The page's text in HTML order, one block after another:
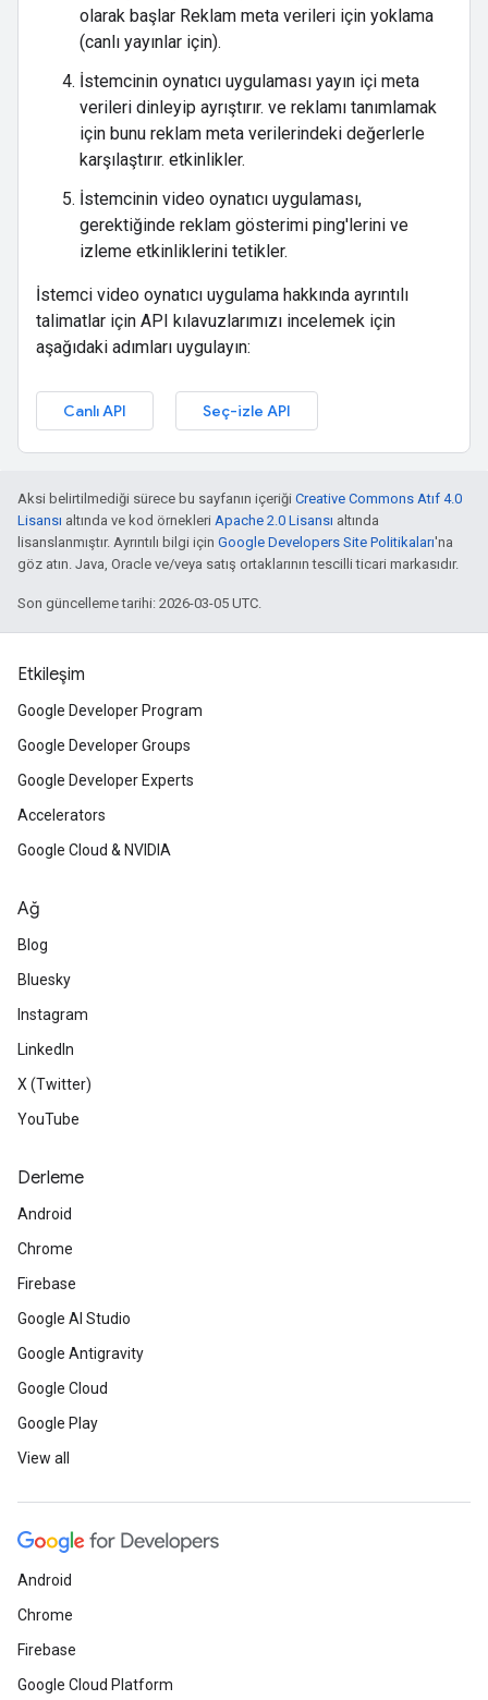
olarak başlar Reklam meta verileri için yoklama
(canlı yayınlar için).
İstemcinin oynatıcı uygulaması yayın içi meta
verileri dinleyip ayrıştırır. ve reklamı tanımlamak
için bunu reklam meta verilerindeki değerlerle
karşılaştırır. etkinlikler.
İstemcinin video oynatıcı uygulaması,
gerektiğinde reklam gösterimi ping'lerini ve
izleme etkinliklerini tetikler.
İstemci video oynatıcı uygulama hakkında ayrıntılı
talimatlar için API kılavuzlarımızı incelemek için
aşağıdaki adımları uygulayın:
Canlı API Seç-izle API
Aksi belirtilmediği sürece bu sayfanın içeriği Creative Commons Atıf 4.0
Lisansı altında ve kod örnekleri Apache 2.0 Lisansı altında
lisanslanmıştır. Ayrıntılı bilgi için Google Developers Site Politikaları'na
göz atın. Java, Oracle ve/veya satış ortaklarının tescilli ticari markasıdır.
Son güncelleme tarihi: 2026-03-05 UTC.
Etkileşim
Google Developer Program
Google Developer Groups
Google Developer Experts
Accelerators
Google Cloud & NVIDIA
Ağ
Blog
Bluesky
Instagram
LinkedIn
X (Twitter)
YouTube
Derleme
Android
Chrome
Firebase
Google AI Studio
Google Antigravity
Google Cloud
Google Play
View all
Android
Chrome
Firebase
Google Cloud Platform